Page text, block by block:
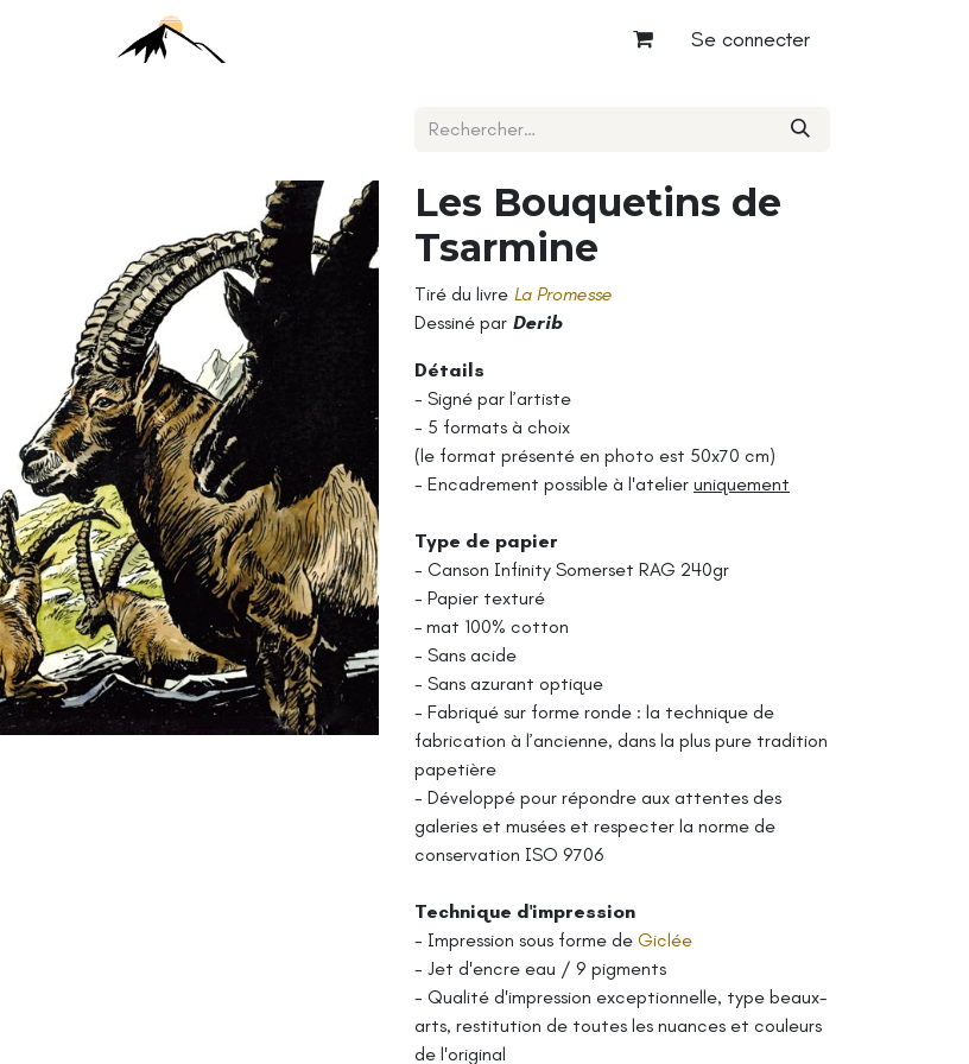
Se connecter
Les Bouquetins de
Tsarmine
Tiré du livre La Promesse
Dessiné par Derib
Détails
- Signé par l’artiste
- 5 formats à choix
(le format présenté en photo est 50x70 cm)
- Encadrement possible à l'atelier uniquement
Type de papier
- Canson Infinity Somerset RAG 240gr
- Papier texturé
– mat 100% cotton
- Sans acide
- Sans azurant optique
- Fabriqué sur forme ronde : la technique de
fabrication à l’ancienne, dans la plus pure tradition
papetière
- Développé pour répondre aux attentes des
galeries et musées et respecter la norme de
conservation ISO 9706
Technique d'impression
- Impression sous forme de Giclée
- Jet d'encre eau / 9 pigments
- Qualité d'impression exceptionnelle, type beaux-
arts, restitution de toutes les nuances et couleurs
de l'original​